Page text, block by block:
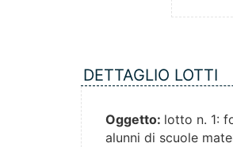
DETTAGLIO LOTTI
Oggetto: lotto n. 1:
alunni di scuole